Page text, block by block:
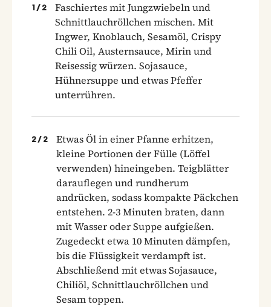
1 / 2
Faschiertes mit Jungzwiebeln und
Schnittlauchröllchen mischen. Mit
Ingwer, Knoblauch, Sesamöl, Crispy
Chili Oil, Austernsauce, Mirin und
Reisessig würzen. Sojasauce,
Hühnersuppe und etwas Pfeffer
unterrühren.
2/ 2
Etwas Öl in einer Pfanne erhitzen,
kleine Portionen der Fülle (Löffel
verwenden) hineingeben. Teigblätter
darauflegen und rundherum
andrücken, sodass kompakte Päckchen
entstehen. 2-3 Minuten braten, dann
mit Wasser oder Suppe aufgießen.
Zugedeckt etwa 10 Minuten dämpfen,
bis die Flüssigkeit verdampft ist.
Abschließend mit etwas Sojasauce,
Chiliöl, Schnittlauchröllchen und
Sesam toppen.